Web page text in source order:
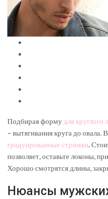
Подбирая форму для круглого
– вытягивания круга до
градуированные стрижки.
позволяет, оставьте локоны,
Хорошо смотрятся длины,
Нюансы